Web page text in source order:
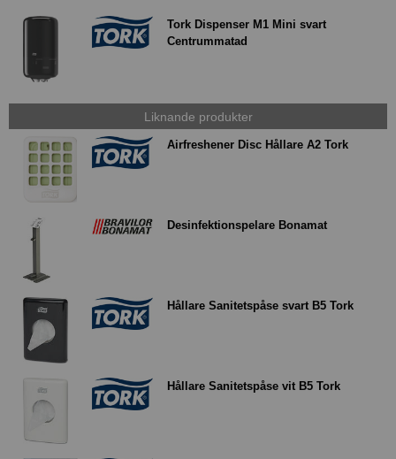
Tork Dispenser M1 Mini svart
Centrummatad
Liknande produkter
Airfreshener Disc Hållare A2 Tork
Desinfektionspelare Bonamat
Hållare Sanitetspåse svart B5 Tork
Hållare Sanitetspåse vit B5 Tork